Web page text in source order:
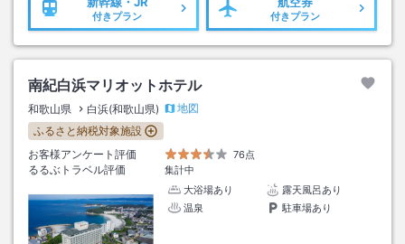
付きプラン 付きプラン
南紀白浜マリオットホテル
和歌山県 白浜(和歌山県)
地図
ふるさと納税対象施設
お客様アンケート評価
76点
るるぶトラベル評価
集計中
大浴場あり
露天風呂あり
温泉
駐車場あり